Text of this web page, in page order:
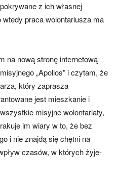
z ich własnej
praca wolontariusza ma
na nową stronę inter­netową
„Apollos” i czytam, że
który zapra­sza
jest mieszkanie i
misyjne wolonta­riaty,
im wiary w to, że bez
i nie znajdą się chętni na
czasów, w których żyje­